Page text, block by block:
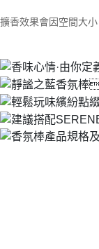
資料（包含姓名、電
是否繳費成功／繳費
【注意事項】
１．透過由恩沛科技
易，需依本服務之必
權轉讓予恩沛科技股
２．關於個人資料處
https://aftee.tw/terms/
３．未成年的使用者
時審查核予不同之上
恩沛科技股份有限公
請自備購物袋，若
擴香效果會因空間大